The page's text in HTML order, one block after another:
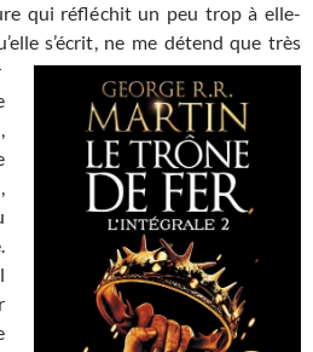
qui réfléchit un peu trop à elle-
s’écrit, ne me détend que très